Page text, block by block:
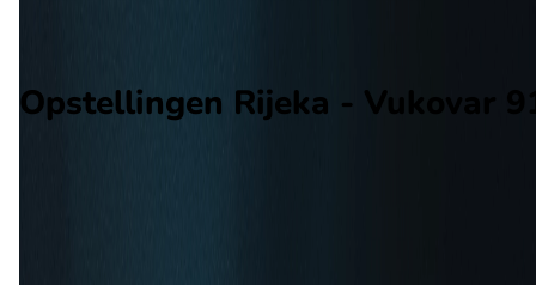
Opstellingen Rijeka - Vukovar